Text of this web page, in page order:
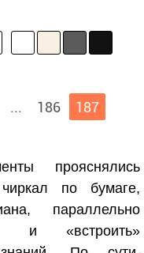
... 186 187
прояснялись
по бумаге,
параллельно
и «встроить»